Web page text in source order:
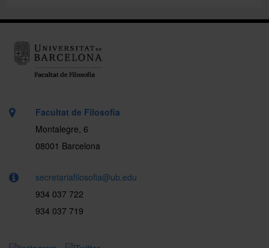
Facultat de Filosofia
Montalegre, 6
08001 Barcelona
secretariafilosofia@ub.edu
934 037 722
934 037 719